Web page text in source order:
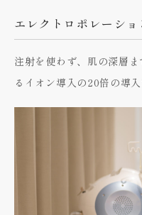
エレクトロポレーショ
注射を使わず、肌の深層
るイオン導入の20倍の導